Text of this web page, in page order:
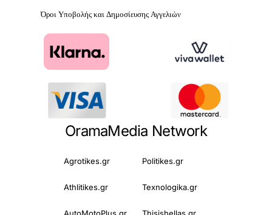
Όροι Υποβολής και Δημοσίευσης Αγγελιών
OramaMedia Network
Agrotikes.gr Politikes.gr
Athlitikes.gr Texnologika.gr
AutoMotoPlus.gr Thisishellas.gr